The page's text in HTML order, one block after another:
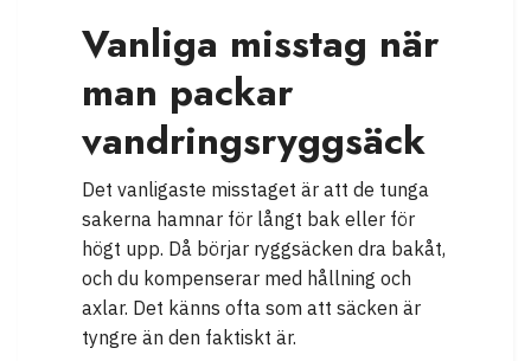
Vanliga misstag när
man packar
vandringsryggsäck
Det vanligaste misstaget är att de tunga
sakerna hamnar för långt bak eller för
högt upp. Då börjar ryggsäcken dra bakåt,
och du kompenserar med hållning och
axlar. Det känns ofta som att säcken är
tyngre än den faktiskt är.